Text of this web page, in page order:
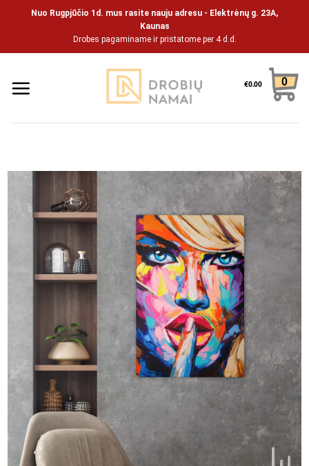
Nuo Rugpjūčio 1d. mus rasite nauju adresu - Elektrėnų g. 23A,
Kaunas
Drobes pagaminame ir pristatome per 4 d.d.
€0.00 0